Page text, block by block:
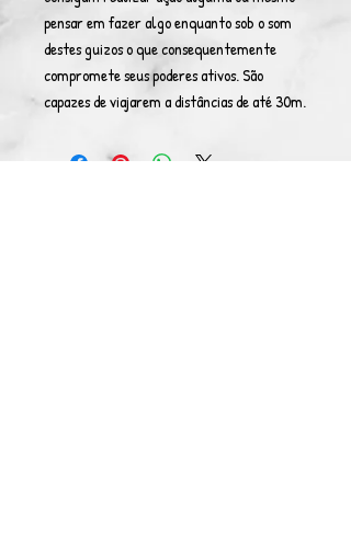
pensar em fazer algo enquanto sob o som
destes guizos o que consequentemente
compromete seus poderes ativos. São
capazes de viajarem a distâncias de até 30m.